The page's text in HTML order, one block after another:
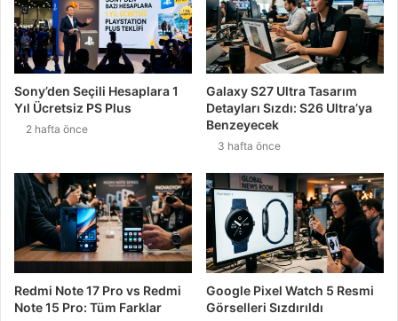
Sony’den Seçili Hesaplara 1
Yıl Ücretsiz PS Plus
2 hafta önce
Galaxy S27 Ultra Tasarım
Detayları Sızdı: S26 Ultra’ya
Benzeyecek
3 hafta önce
Redmi Note 17 Pro vs Redmi
Note 15 Pro: Tüm Farklar
Google Pixel Watch 5 Resmi
Görselleri Sızdırıldı